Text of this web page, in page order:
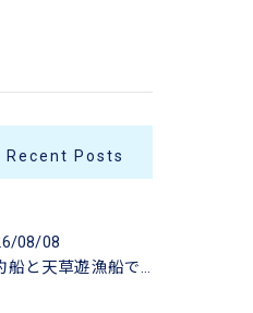
Recent Posts
08/08
熊本釣船と天草遊漁船でタイラバやジギングも楽しめる初心者ファミリー五目釣り体験ガイド